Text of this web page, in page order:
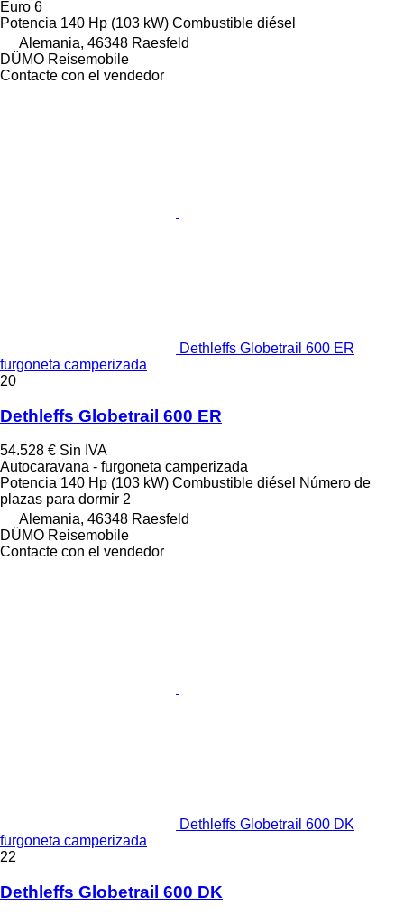
Euro 6
Potencia 140 Hp (103 kW) Combustible diésel
Alemania, 46348 Raesfeld
DÜMO Reisemobile
Contacte con el vendedor
Dethleffs Globetrail 600 ER
furgoneta camperizada
20
Dethleffs Globetrail 600 ER
54.528 € Sin IVA
Autocaravana - furgoneta camperizada
Potencia 140 Hp (103 kW) Combustible diésel Número de
plazas para dormir 2
Alemania, 46348 Raesfeld
DÜMO Reisemobile
Contacte con el vendedor
Dethleffs Globetrail 600 DK
furgoneta camperizada
22
Dethleffs Globetrail 600 DK